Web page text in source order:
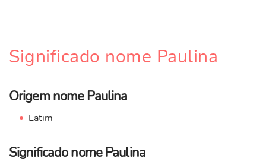
Significado nome Paulina
Origem nome Paulina
Latim
Significado nome Paulina